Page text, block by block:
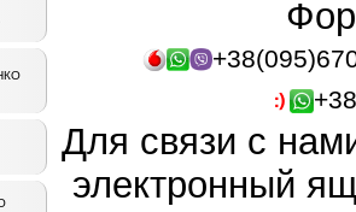
Для связи с
электронный